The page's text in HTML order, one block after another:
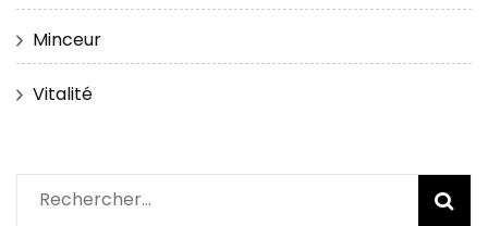
Minceur
Vitalité
Rechercher :